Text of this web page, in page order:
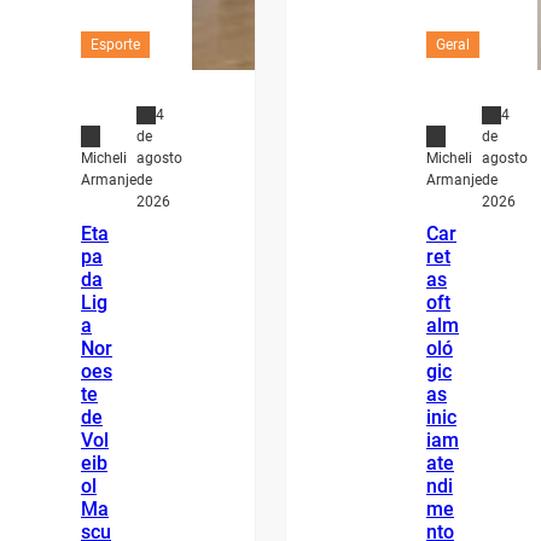
Esporte
Micheli
Armanje
4
de
agosto
de
2026
Eta
pa
da
Lig
a
Nor
oes
te
de
Vol
eib
ol
Ma
scu
Geral
Micheli
Armanje
4
de
agosto
de
2026
Car
ret
as
oft
alm
oló
gic
as
inic
iam
ate
ndi
me
nto